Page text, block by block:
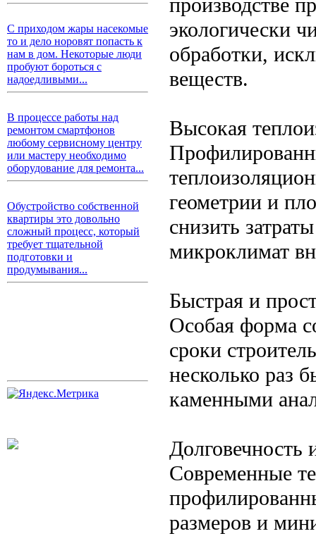
С приходом жары насекомые
то и дело норовят попасть к
нам в дом. Некоторые люди
пробуют бороться с
надоедливыми...
В процессе работы над
ремонтом смартфонов
любому сервисному центру
или мастеру необходимо
оборудование для ремонта...
Обустройство собственной
квартиры это довольно
сложный процесс, который
требует тщательной
подготовки и
продумывания...
производстве
экологически
обработки,
веществ.
Высокая
геометрии и
снизить
микроклимат
Быстрая и
Особая форма
сроки
несколько раз
каменными
Долговечность
Современные
размеров и